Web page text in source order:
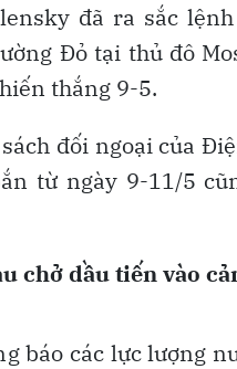
đã ra sắc
Đỏ tại thủ đô
thắng 9-5.
đối ngoại của
từ ngày 9-11/5
chở dầu tiến vào
báo các lực lượng